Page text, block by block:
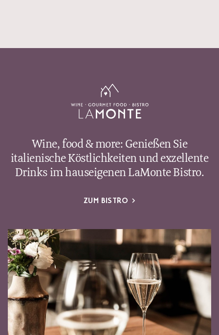
Wine, food & more: Genießen Sie
italienische Köstlichkeiten und exzellente
Drinks im hauseigenen LaMonte Bistro.
ZUM BISTRO